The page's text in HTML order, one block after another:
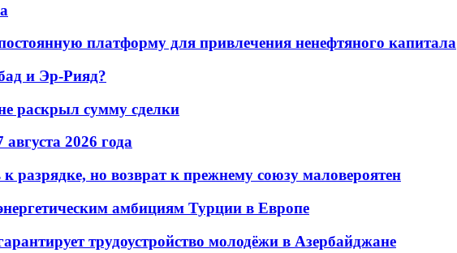
платформу для привлечения ненефтяного капитала
и Эр-Рияд?
раскрыл сумму сделки
2026 года
но возврат к прежнему союзу маловероятен
амбициям Турции в Европе
трудоустройство молодёжи в Азербайджане